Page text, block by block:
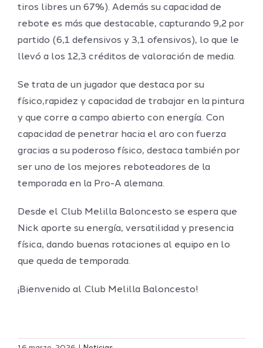
tiros libres un 67%). Además su capacidad de
rebote es más que destacable, capturando 9,2 por
partido (6,1 defensivos y 3,1 ofensivos), lo que le
llevó a los 12,3 créditos de valoración de media.
Se trata de un jugador que destaca por su
físico,rapidez y capacidad de trabajar en la pintura
y que corre a campo abierto con energía. Con
capacidad de penetrar hacia el aro con fuerza
gracias a su poderoso físico, destaca también por
ser uno de los mejores reboteadores de la
temporada en la Pro-A alemana.
Desde el Club Melilla Baloncesto se espera que
Nick aporte su energía, versatilidad y presencia
física, dando buenas rotaciones al equipo en lo
que queda de temporada.
¡Bienvenido al Club Melilla Baloncesto!